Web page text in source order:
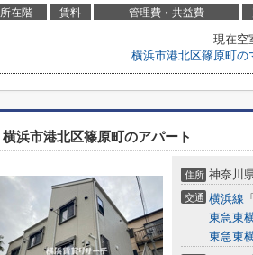
所在階 賃料 管理費・共益費
現在空
横浜市港北区篠原町の
横浜市港北区篠原町のアパート
住所 神奈川
交通 横浜線 「
東急東
東急東